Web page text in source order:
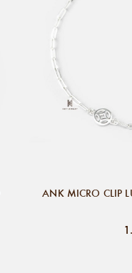
ANK MICRO CLIP